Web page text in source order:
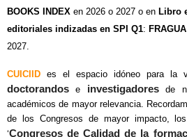
BOOKS INDEX en 2026 o 2027 o en Libro
editoriales indizadas en SPI Q1:
2027.
CUICIID es el espacio idóneo para la
doctorandos e investigadoresde
académicos de mayor relevancia.
de los Congresos de mayor impacto,
‘Congresos de Calidad de la